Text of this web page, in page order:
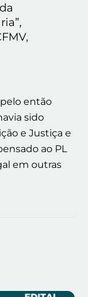
então
sido
e Justiça e
ao PL
em outras